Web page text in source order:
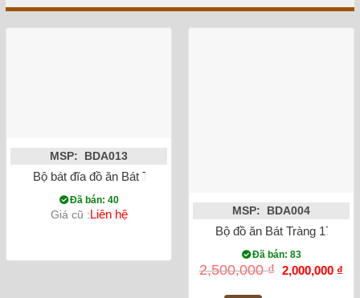
MSP: BDA013
Bộ bát đĩa đồ ăn Bát Tràng hoa văn cá 7 màu
Đã bán: 40
Giá cũ :Liên hệ MSP: BDA004
Bộ đồ ăn Bát Tràng 17
Đã bán: 83
2,500,000₫ Giá
gốc
2,000,000 ₫